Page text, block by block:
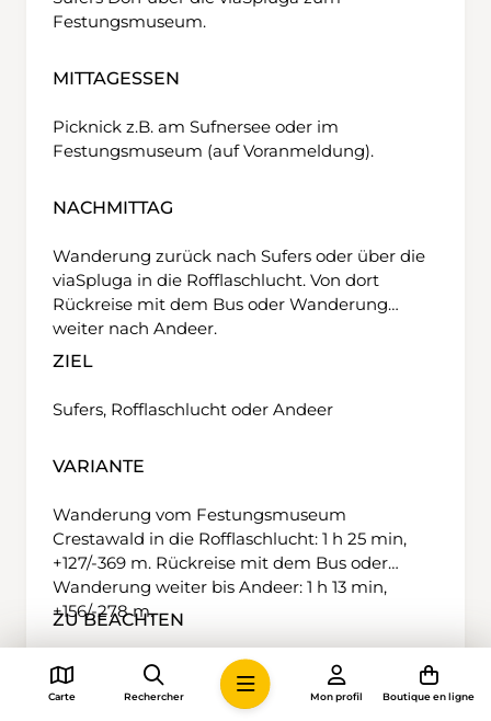
Festungsmuseum.
MITTAGESSEN
Picknick z.B. am Sufnersee oder im
Festungsmuseum (auf Voranmeldung).
NACHMITTAG
Wanderung zurück nach Sufers oder über die
viaSpluga in die Rofflaschlucht. Von dort
Rückreise mit dem Bus oder Wanderung
weiter nach Andeer.
ZIEL
Sufers, Rofflaschlucht oder Andeer
VARIANTE
Wanderung vom Festungsmuseum
Crestawald in die Rofflaschlucht: 1 h 25 min,
+127/-369 m. Rückreise mit dem Bus oder
Wanderung weiter bis Andeer: 1 h 13 min,
+156/-278 m.
ZU BEACHTEN
Öffnungszeiten beachten. Für Gruppen sind
geführte Besichtigungen, eine Verpflegung
und/oder die Übernachtung auf Anfrage das
Carte Rechercher Mon profil Boutique en ligne